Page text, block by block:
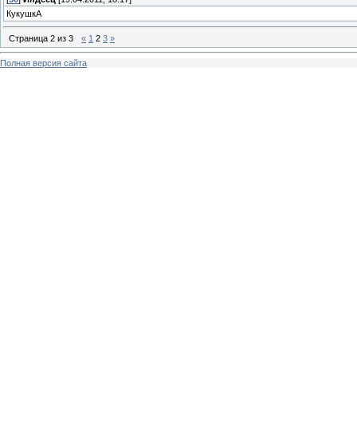
КукушкА
Страница 2 из 3 « 1 2 3 »
Полная версия сайта